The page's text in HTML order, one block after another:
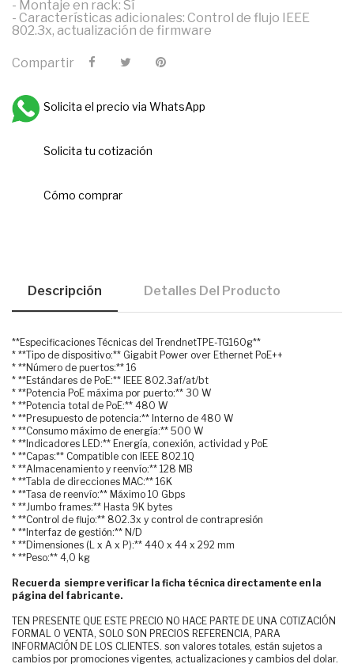
- Montaje en rack: Sí
- Características adicionales: Control de flujo IEEE
802.3x, actualización de firmware
Compartir
Solicita el precio via WhatsApp
Solicita tu cotización
Cómo comprar
Descripción Detalles Del Producto
**Especificaciones Técnicas del TrendnetTPE-TG160g**
* **Tipo de dispositivo:** Gigabit Power over Ethernet PoE++
* **Número de puertos:** 16
* **Estándares de PoE:** IEEE 802.3af/at/bt
* **Potencia PoE máxima por puerto:** 30 W
* **Potencia total de PoE:** 480 W
* **Presupuesto de potencia:** Interno de 480 W
* **Consumo máximo de energía:** 500 W
* **Indicadores LED:** Energía, conexión, actividad y PoE
* **Capas:** Compatible con IEEE 802.1Q
* **Almacenamiento y reenvío:** 128 MB
* **Tabla de direcciones MAC:** 16K
* **Tasa de reenvío:** Máximo 10 Gbps
* **Jumbo frames:** Hasta 9K bytes
* **Control de flujo:** 802.3x y control de contrapresión
* **Interfaz de gestión:** N/D
* **Dimensiones (L x A x P):** 440 x 44 x 292 mm
* **Peso:** 4,0 kg
Recuerda siempre verificar la ficha técnica directamente en la
página del fabricante.
TEN PRESENTE QUE ESTE PRECIO NO HACE PARTE DE UNA COTIZACIÓN
FORMAL O VENTA, SOLO SON PRECIOS REFERENCIA, PARA
INFORMACIÓN DE LOS CLIENTES. son valores totales, están sujetos a
cambios por promociones vigentes, actualizaciones y cambios del dolar.